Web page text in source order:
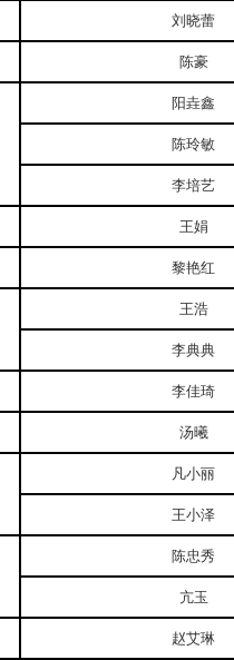
刘晓蕾
陈豪
阳垚鑫
陈玲敏
李培艺
王娟
黎艳红
王浩
李典典
李佳琦
汤曦
凡小丽
王小泽
陈忠秀
亢玉
赵艾琳